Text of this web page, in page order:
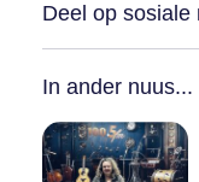
Deel op sosiale
In ander nuus...